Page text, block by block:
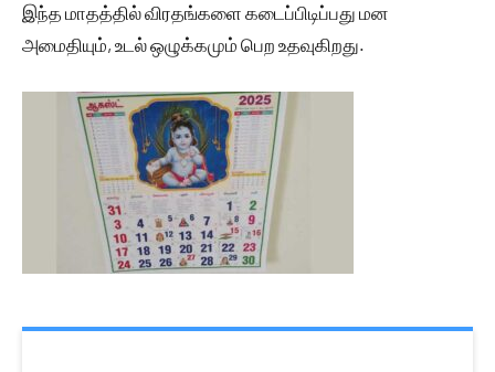
இந்த மாதத்தில் விரதங்களை கடைப்பிடிப்பது மன
அமைதியும், உடல் ஒழுக்கமும் பெற உதவுகிறது.